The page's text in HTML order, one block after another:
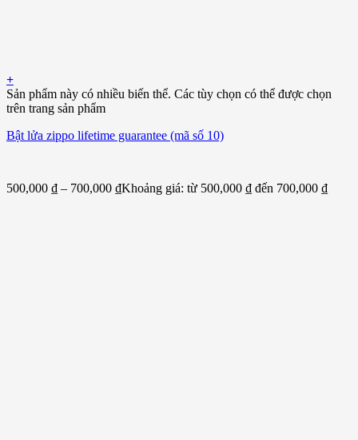
+
Sản phẩm này có nhiều biến thể. Các tùy chọn có thể được chọn
trên trang sản phẩm
Bật lửa zippo lifetime guarantee (mã số 10)
500,000 ₫ – 700,000 ₫Khoảng giá: từ 500,000 ₫ đến 700,000 ₫